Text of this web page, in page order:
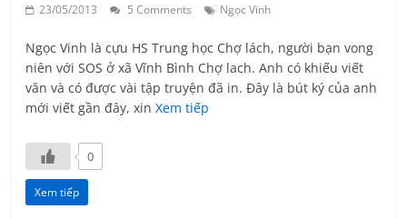
23/05/2013 5 Comments Ngọc Vinh
Ngọc Vinh là cựu HS Trung học Chợ lách, người bạn vong
niên với SOS ở xã Vĩnh Bình Chợ lach. Anh có khiếu viết
văn và có được vài tập truyện đã in. Đây là bút ký của anh
mới viết gần đây, xinXem tiếp
0
Xem tiếp